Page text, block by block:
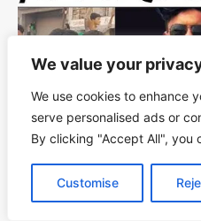
We value your
We use cookies to enhance
serve personalised ads or
By clicking "Accept All", you
Customise
नांदेड़ की युवती ने प्रेमी की लाश से
फांसी